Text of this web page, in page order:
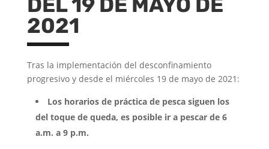
2021
Tras la implementación del desconfinamiento
progresivo y desde el miércoles 19 de mayo de 2021:
Los horarios de práctica de pesca siguen los
del toque de queda, es posible ir a pescar de 6
a.m. a 9 p.m.